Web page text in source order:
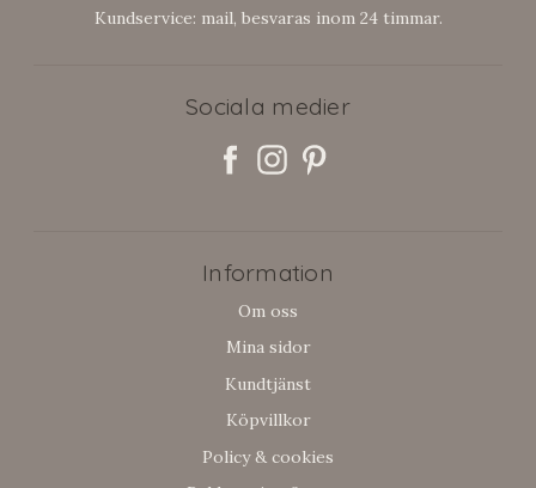
Kundservice: mail, besvaras inom 24 timmar.
Sociala medier
Information
Om oss
Mina sidor
Kundtjänst
Köpvillkor
Policy & cookies